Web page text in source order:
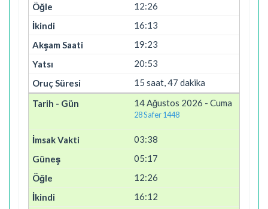
12:26
16:13
19:23
20:53
15 saat, 47 dakika
14 Ağustos 2026 - Cuma
28 Safer 1448
03:38
05:17
12:26
16:12